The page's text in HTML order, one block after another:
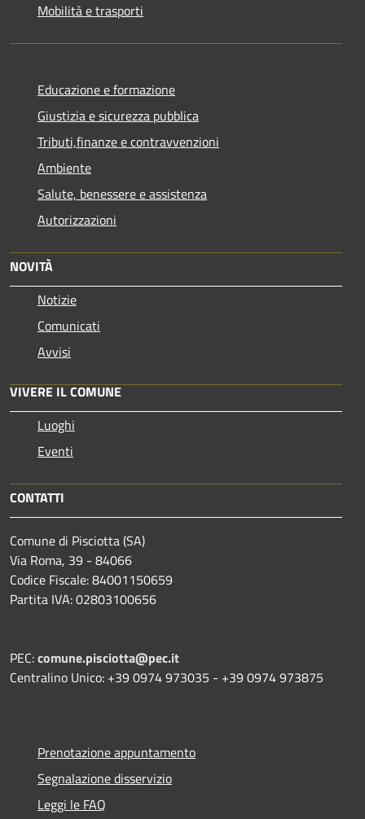
Mobilità e trasporti
Educazione e formazione
Giustizia e sicurezza pubblica
Tributi,finanze e contravvenzioni
Ambiente
Salute, benessere e assistenza
Autorizzazioni
NOVITÀ
Notizie
Comunicati
Avvisi
VIVERE IL COMUNE
Luoghi
Eventi
CONTATTI
Comune di Pisciotta (SA)
Via Roma, 39 - 84066
Codice Fiscale: 84001150659
Partita IVA: 02803100656
PEC:comune.pisciotta@pec.it
Centralino Unico: +39 0974 973035 - +39 0974 973875
Prenotazione appuntamento
Segnalazione disservizio
Leggi le FAQ